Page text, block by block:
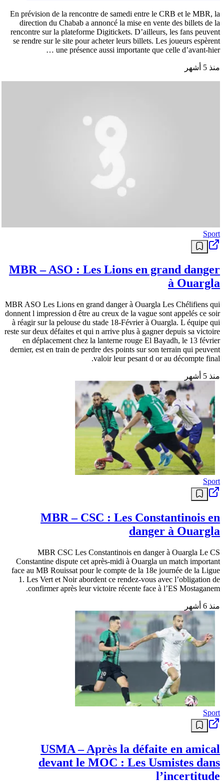
En prévision de la rencontre de samedi entre le CRB et le MBR, la
direction du Chabab a annoncé la mise en vente des billets de la
rencontre sur la plateforme Digitickets. D’ailleurs, les fans peuvent
se rendre sur le site pour acheter leurs billets. Les joueurs espèrent
une présence aussi importante que celle d’avant-hier …
منذ 5 أشهر
Sport
MBR – ASO : Les Lions en grand danger
à Ouargla
MBR ASO Les Lions en grand danger à Ouargla Les Chélifiens qui
donnent l impression d être au creux de la vague sont appelés ce soir
à réagir sur la pelouse du stade 18-Février à Ouargla. L équipe qui
reste sur deux défaites et qui n arrive plus à gagner depuis sa victoire
en déplacement chez la lanterne rouge El Bayadh, le 13 février
dernier, est en train de perdre des points sur son terrain qui peuvent
valoir leur pesant d or au décompte final.
منذ 5 أشهر
Sport
MBR – CSC : Les Constantinois en
danger à Ouargla
MBR CSC Les Constantinois en danger à Ouargla Le CS
Constantine dispute cet après-midi à Ouargla un match important
face au MB Rouissat pour le compte de la 18e journée de la Ligue
1. Les Vert et Noir abordent ce rendez-vous avec l’obligation de
confirmer après leur victoire récente face à l’ES Mostaganem.
منذ 6 أشهر
Sport
USMA – Après la défaite en amical
devant le MOC : Les Usmistes dans
l’incertitude